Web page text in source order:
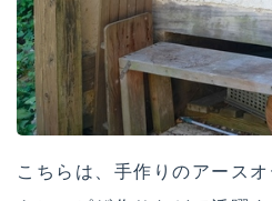
こちらは、手作りのアース